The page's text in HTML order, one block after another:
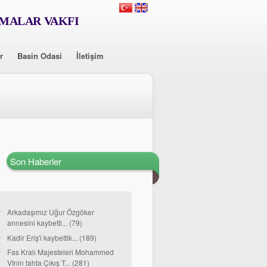
VAKFI
Basin Odasi İletişim
Son Haberler
Arkadaşımız Uğur Özgöker
annesini kaybetti... (79)
Kadir Eriş'i kaybettik... (189)
Fas Kralı Majesteleri Mohammed
VInin tahta Çıkış T... (281)